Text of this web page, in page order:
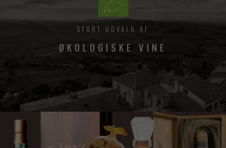
STORT UDVALG AF
ØKOLOGISKE VINE